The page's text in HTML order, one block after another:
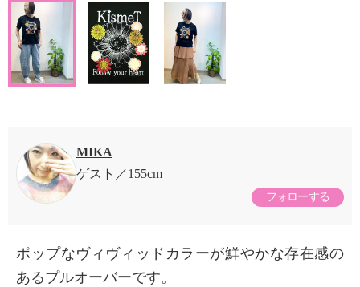
MIKA
ゲスト
155cm
フォローする
ポップなヴィヴィッドカラーが鮮やかな存在感の
あるプルオーバーです。